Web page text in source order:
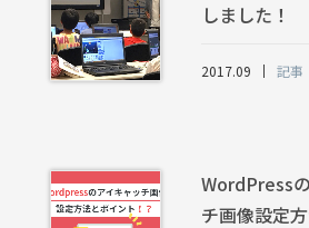
しました！
2017.09 記事
WordPress
チ画像設定